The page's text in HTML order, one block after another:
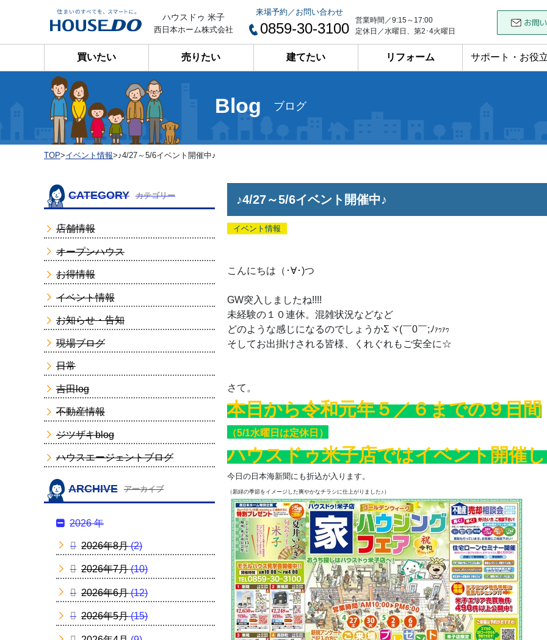
ハウスドゥ 米子
西日本ホーム株式会社
来場予約／お問い合わせ
0859-30-3100
営業時間／9:15～17:00
定休日／水曜日、第2･4火曜日
買いたい 売りたい 建てたい リフォーム サポート・お役
Blog ブログ
TOP>イベント情報>♪4/27～5/6イベント開催中♪
♪4/27～5/6イベント開催中♪
イベント情報
こんにちは（･∀･)つ
GW突入しましたね!!!!
未経験の１０連休。混雑状況などなど
どのような感じになるのでしょうかΣヾ(￣0￣;ﾉｱﾜｱﾜ
そしてお出掛けされる皆様、くれぐれもご安全に☆
さて。
本日から令和元年５／６までの９日間
（5/1水曜日は定休日）
ハウスドゥ米子店ではイベント開催
今日の日本海新聞にも折込が入ります。
（新緑の季節をイメージした爽やかなチラシに仕上がりました♪）
CATEGORY カテゴリー
店舗情報
オープンハウス
お得情報
イベント情報
お知らせ・告知
現場ブログ
日常
吉田log
不動産情報
ジツザキblog
ハウスエージェントブログ
ARCHIVE アーカイブ
2026 年
2026年8月(2)
2026年7月(10)
2026年6月(12)
2026年5月(15)